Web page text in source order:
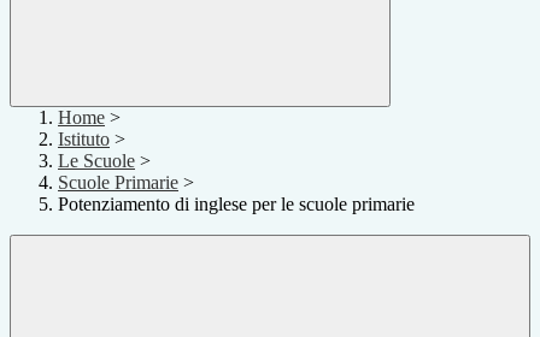
Home >
Istituto >
Le Scuole >
Scuole Primarie >
Potenziamento di inglese per le scuole primarie